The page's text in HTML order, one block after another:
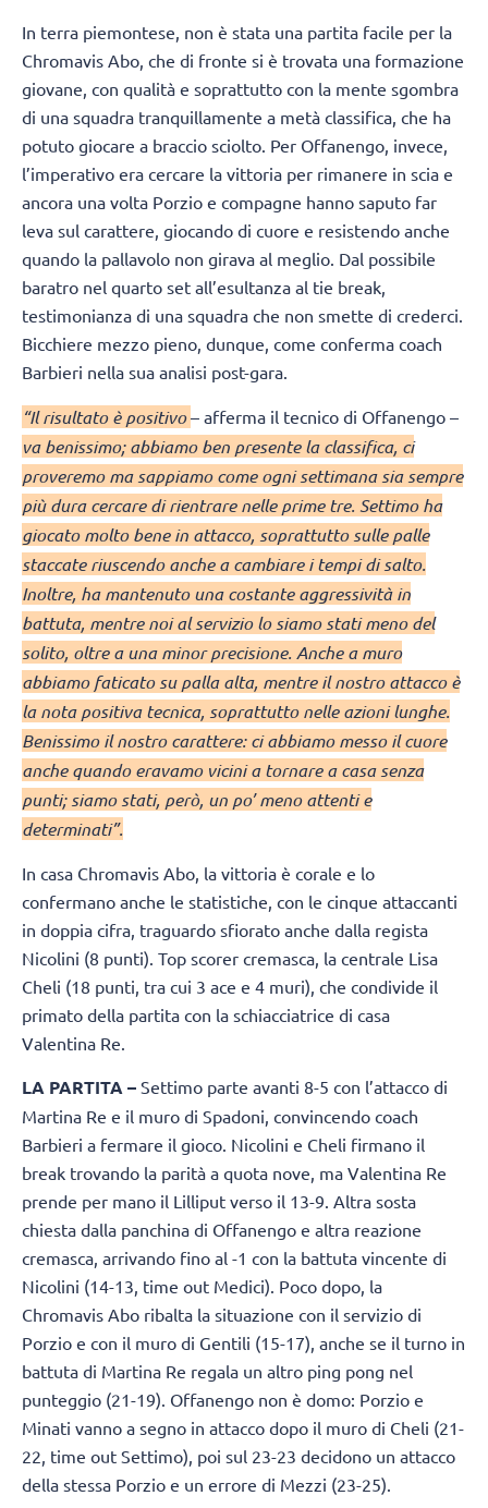
In terra piemontese, non è stata una partita facile per la
Chromavis Abo, che di fronte si è trovata una formazione
giovane, con qualità e soprattutto con la mente sgombra
di una squadra tranquillamente a metà classifica, che ha
potuto giocare a braccio sciolto. Per Offanengo, invece,
l’imperativo era cercare la vittoria per rimanere in scia e
ancora una volta Porzio e compagne hanno saputo far
leva sul carattere, giocando di cuore e resistendo anche
quando la pallavolo non girava al meglio. Dal possibile
baratro nel quarto set all’esultanza al tie break,
testimonianza di una squadra che non smette di crederci.
Bicchiere mezzo pieno, dunque, come conferma coach
Barbieri nella sua analisi post-gara.
“Il risultato è positivo– afferma il tecnico di Offanengo –
va benissimo; abbiamo ben presente la classifica, ci
proveremo ma sappiamo come ogni settimana sia sempre
più dura cercare di rientrare nelle prime tre. Settimo ha
giocato molto bene in attacco, soprattutto sulle palle
staccate riuscendo anche a cambiare i tempi di salto.
Inoltre, ha mantenuto una costante aggressività in
battuta, mentre noi al servizio lo siamo stati meno del
solito, oltre a una minor precisione. Anche a muro
abbiamo faticato su palla alta, mentre il nostro attacco è
la nota positiva tecnica, soprattutto nelle azioni lunghe.
Benissimo il nostro carattere: ci abbiamo messo il cuore
anche quando eravamo vicini a tornare a casa senza
punti; siamo stati, però, un po’ meno attenti e
determinati”.
In casa Chromavis Abo, la vittoria è corale e lo
confermano anche le statistiche, con le cinque attaccanti
in doppia cifra, traguardo sfiorato anche dalla regista
Nicolini (8 punti). Top scorer cremasca, la centrale Lisa
Cheli (18 punti, tra cui 3 ace e 4 muri), che condivide il
primato della partita con la schiacciatrice di casa
Valentina Re.
LA PARTITA – Settimo parte avanti 8-5 con l’attacco di
Martina Re e il muro di Spadoni, convincendo coach
Barbieri a fermare il gioco. Nicolini e Cheli firmano il
break trovando la parità a quota nove, ma Valentina Re
prende per mano il Lilliput verso il 13-9. Altra sosta
chiesta dalla panchina di Offanengo e altra reazione
cremasca, arrivando fino al -1 con la battuta vincente di
Nicolini (14-13, time out Medici). Poco dopo, la
Chromavis Abo ribalta la situazione con il servizio di
Porzio e con il muro di Gentili (15-17), anche se il turno in
battuta di Martina Re regala un altro ping pong nel
punteggio (21-19). Offanengo non è domo: Porzio e
Minati vanno a segno in attacco dopo il muro di Cheli (21-
22, time out Settimo), poi sul 23-23 decidono un attacco
della stessa Porzio e un errore di Mezzi (23-25).